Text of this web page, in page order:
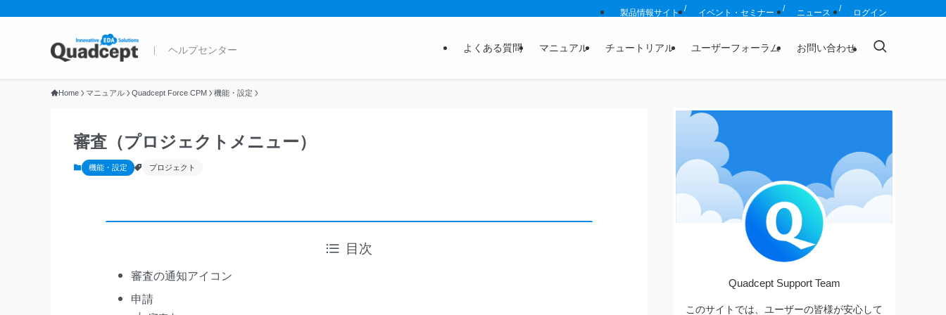
よくある質問 マニュアル チュートリアル ユーザーフォーラム お問い合わせ
製品情報サイト イベント・セミナー ニュース ログイン
Home マニュアル Quadcept Force CPM 機能・設定
審査（プロジェクトメニュー）
機能・設定 プロジェクト
目次
審査の通知アイコン
申請
Quadcept Support Team
このサイトでは、ユーザーの皆様が安心して